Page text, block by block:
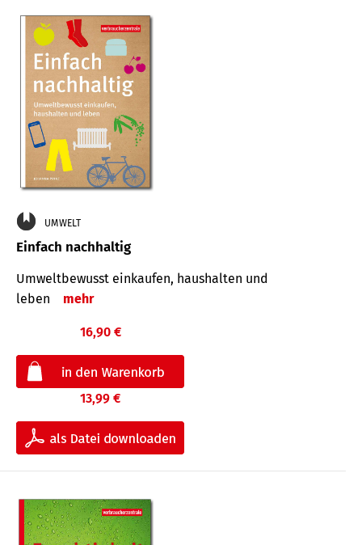
UMWELT
Einfach nachhaltig
Umweltbewusst einkaufen, haushalten und
leben
mehr
16,90 €
13,99 €